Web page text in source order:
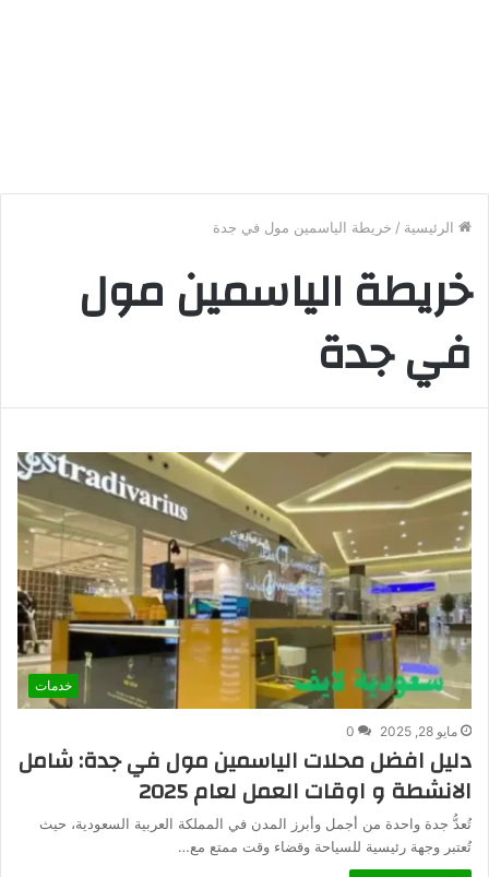
الرئيسية / خريطة الياسمين مول في جدة
خريطة الياسمين مول
في جدة
خدمات
مايو 28, 2025 0
دليل افضل محلات الياسمين مول في جدة: شامل
الانشطة و اوقات العمل لعام 2025
تُعدُّ جدة واحدة من أجمل وأبرز المدن في المملكة العربية السعودية، حيث
تُعتبر وجهة رئيسية للسياحة وقضاء وقت ممتع مع…